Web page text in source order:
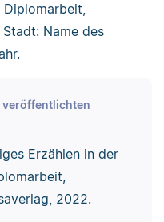
Diplomarbeit,
Name des
veröffentlichten
Erzählen in der
2022.